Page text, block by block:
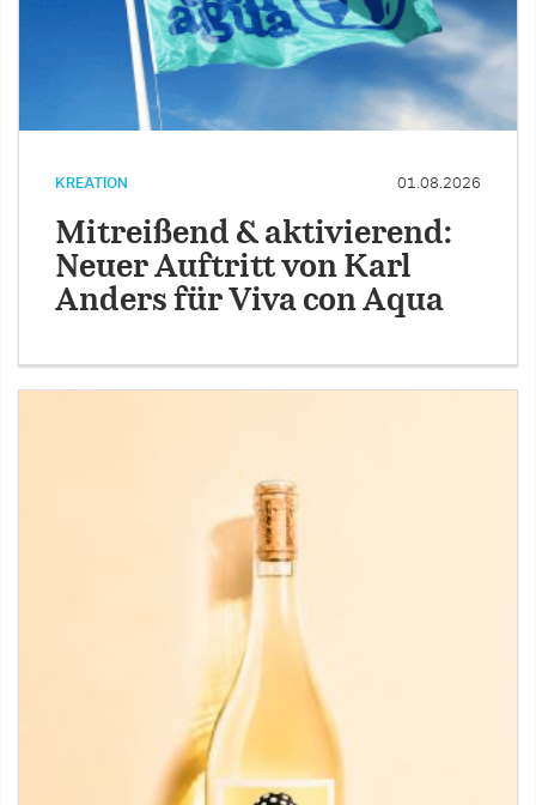
KREATION 01.08.2026
Mitreißend & aktivierend:
Neuer Auftritt von Karl
Anders für Viva con Aqua